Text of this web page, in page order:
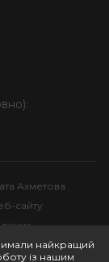
Ахметова
сайту
найкращий
із нашим